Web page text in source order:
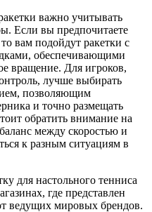
важно учитывать
Если вы предпочитаете
вам подойдут ракетки с
обеспечивающими
вращение. Для игроков,
лучше выбирать
позволяющим
и точно размещать
обратить внимание на
между скоростью и
к разным ситуациям в
для настольного тенниса
где представлен
ведущих мировых брендов.